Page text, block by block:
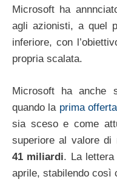
Microsoft ha
agli azionisti, a quel
inferiore, con
propria scalata.
Microsoft ha anche
quando la prima offerta
sia sceso e come
superiore al valore di
41 miliardi. La
aprile, stabilendo così